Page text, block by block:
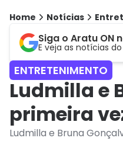
Home Notícias
Siga o Aratu ON
E veja as notícias
ENTRETENIMENTO
Ludmilla e
primeira
Ludmilla e Bruna